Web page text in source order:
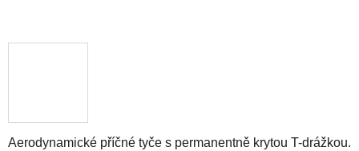
Aerodynamické příčné tyče s permanentně krytou T-drážkou.